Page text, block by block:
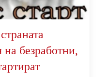
на безработни,